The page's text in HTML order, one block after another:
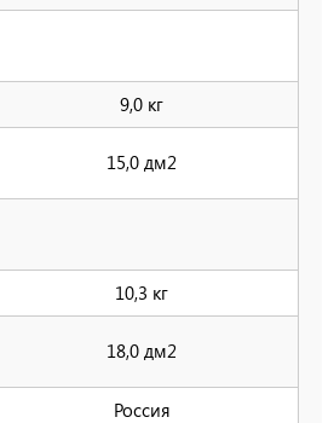
9,0 кг
15,0 дм2
10,3 кг
18,0 дм2
Россия